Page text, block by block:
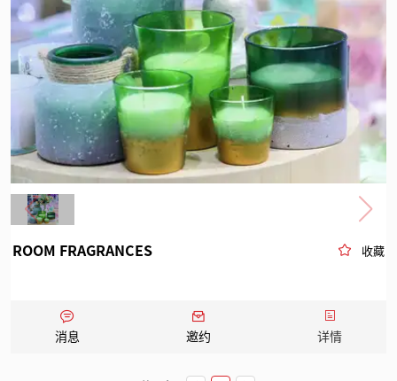
ROOM FRAGRANCES 收藏
消息 邀约 详情